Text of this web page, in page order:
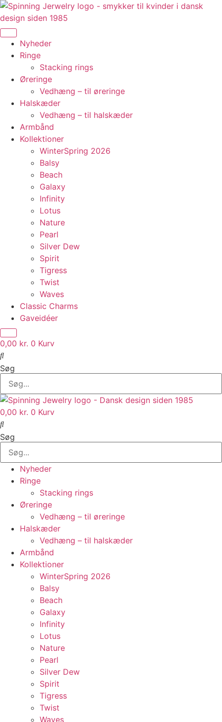
Videre
til
indhold
Nyheder
Ringe
Stacking rings
Øreringe
Vedhæng – til øreringe
Halskæder
Vedhæng – til halskæder
Armbånd
Kollektioner
WinterSpring 2026
Balsy
Beach
Galaxy
Infinity
Lotus
Nature
Pearl
Silver Dew
Spirit
Tigress
Twist
Waves
Classic Charms
Gaveidéer
0,00 kr. 0 Kurv
Søg
0,00 kr. 0 Kurv
Søg
Nyheder
Ringe
Stacking rings
Øreringe
Vedhæng – til øreringe
Halskæder
Vedhæng – til halskæder
Armbånd
Kollektioner
WinterSpring 2026
Balsy
Beach
Galaxy
Infinity
Lotus
Nature
Pearl
Silver Dew
Spirit
Tigress
Twist
Waves